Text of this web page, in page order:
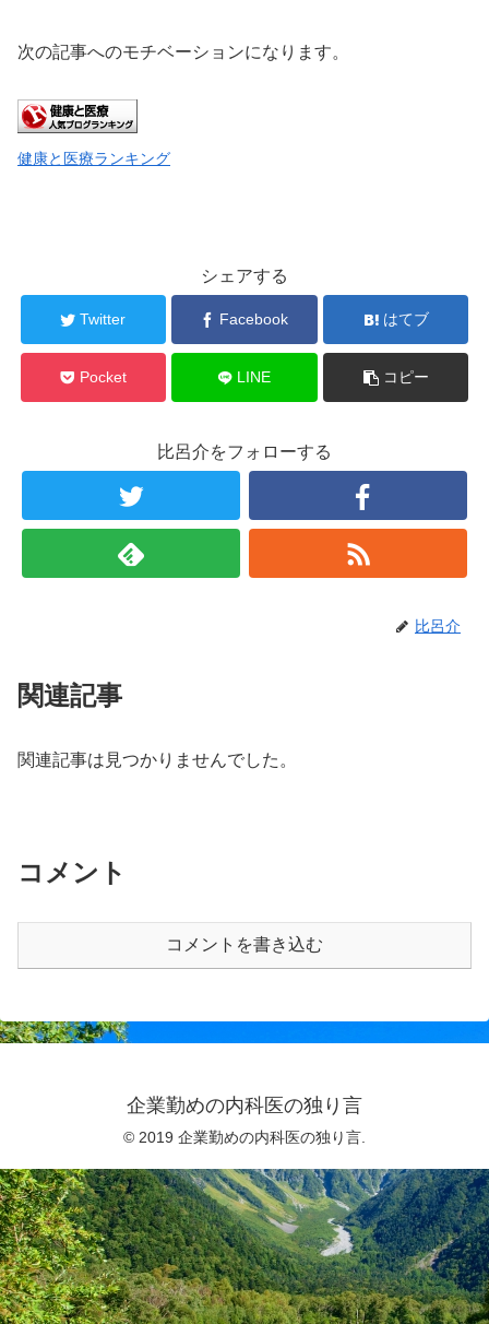
次の記事へのモチベーションになります。
健康と医療ランキング
シェアする
Twitter Facebook はてブ
Pocket LINE コピー
比呂介をフォローする
比呂介
関連記事
関連記事は見つかりませんでした。
コメント
コメントを書き込む
企業勤めの内科医の独り言
© 2019 企業勤めの内科医の独り言.